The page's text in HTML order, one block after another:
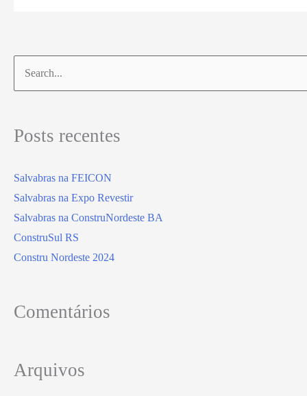
Posts recentes
Salvabras na FEICON
Salvabras na Expo Revestir
Salvabras na ConstruNordeste BA
ConstruSul RS
Constru Nordeste 2024
Comentários
Arquivos